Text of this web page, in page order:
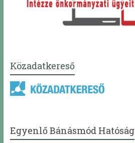
Közadatkereső
Egyenlő Bánásmód Hatóság